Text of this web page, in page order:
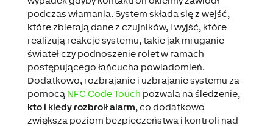
podczas włamania. System składa się z wejść,
które zbierają dane z czujników, i wyjść, które
realizują reakcje systemu, takie jak mruganie
świateł czy podnoszenie rolet w ramach
postępującego łańcucha powiadomień.
Dodatkowo, rozbrajanie i uzbrajanie systemu za
pomocą NFC Code Touch pozwala na śledzenie,
kto i kiedy rozbroił alarm, co dodatkowo
zwiększa poziom bezpieczeństwa i kontroli nad